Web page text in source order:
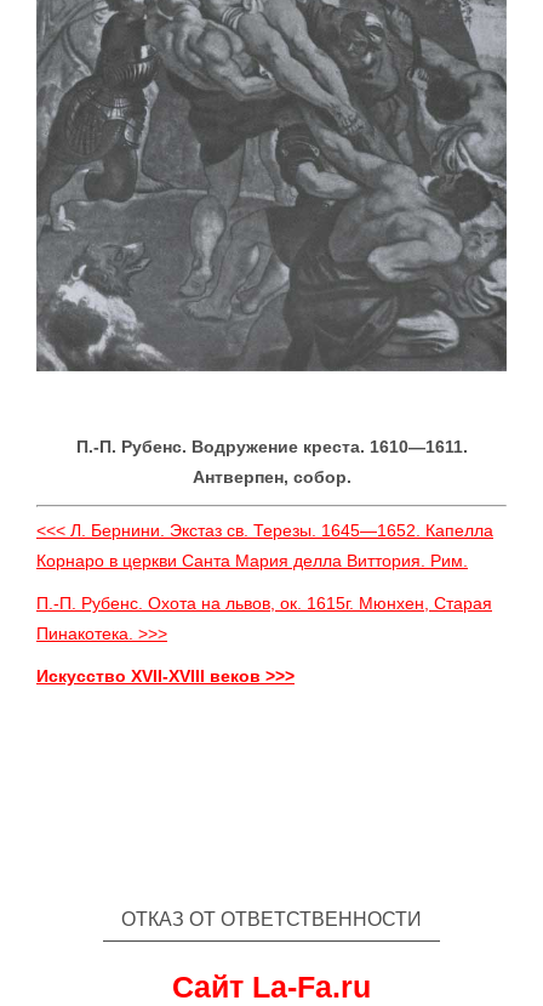
П.-П. Рубенс. Водружение креста. 1610—1611.
Антверпен, собор.
<<< Л. Бернини. Экстаз св. Терезы. 1645—1652. Капелла
Корнаро в церкви Санта Мария делла Виттория. Рим.
П.-П. Рубенс. Охота на львов, ок. 1615г. Мюнхен, Старая
Пинакотека. >>>
Искусство XVII-XVIII веков >>>
ОТКАЗ ОТ ОТВЕТСТВЕННОСТИ
Сайт La-Fa.ru